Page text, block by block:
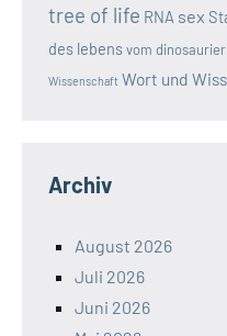
tree of life RNA sex
des lebensvom
Wissenschaft Wort und
Archiv
August 2026
Juli 2026
Juni 2026